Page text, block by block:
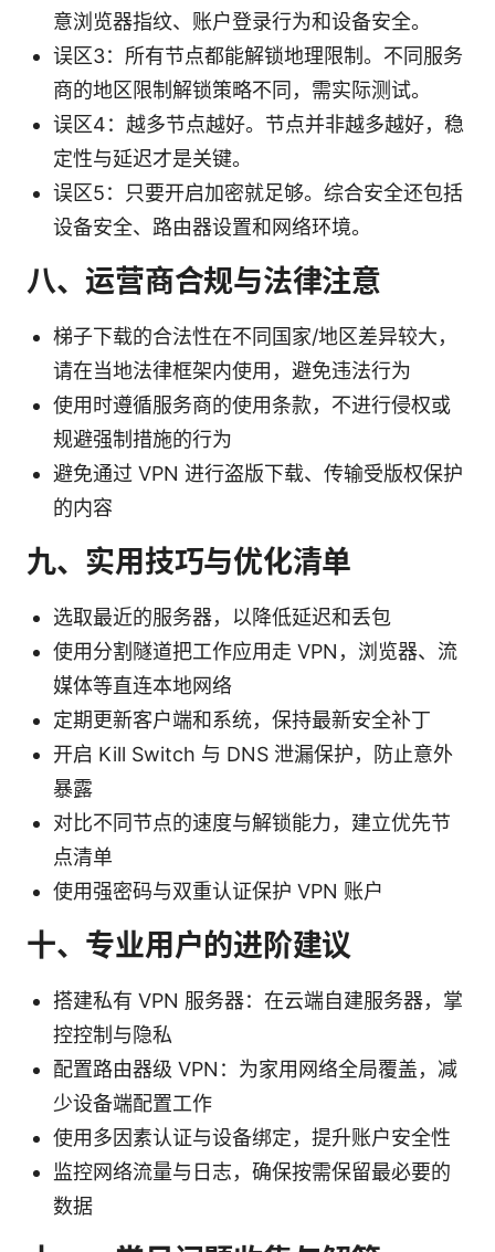
意浏览器指纹、账户登录行为和设备安全。
误区3：所有节点都能解锁地理限制。不同服务
商的地区限制解锁策略不同，需实际测试。
误区4：越多节点越好。节点并非越多越好，稳
定性与延迟才是关键。
误区5：只要开启加密就足够。综合安全还包括
设备安全、路由器设置和网络环境。
八、运营商合规与法律注意
梯子下载的合法性在不同国家/地区差异较大，
请在当地法律框架内使用，避免违法行为
使用时遵循服务商的使用条款，不进行侵权或
规避强制措施的行为
避免通过 VPN 进行盗版下载、传输受版权保护
的内容
九、实用技巧与优化清单
选取最近的服务器，以降低延迟和丢包
使用分割隧道把工作应用走 VPN，浏览器、流
媒体等直连本地网络
定期更新客户端和系统，保持最新安全补丁
开启 Kill Switch 与 DNS 泄漏保护，防止意外
暴露
对比不同节点的速度与解锁能力，建立优先节
点清单
使用强密码与双重认证保护 VPN 账户
十、专业用户的进阶建议
搭建私有 VPN 服务器：在云端自建服务器，掌
控控制与隐私
配置路由器级 VPN：为家用网络全局覆盖，减
少设备端配置工作
使用多因素认证与设备绑定，提升账户安全性
监控网络流量与日志，确保按需保留最必要的
数据